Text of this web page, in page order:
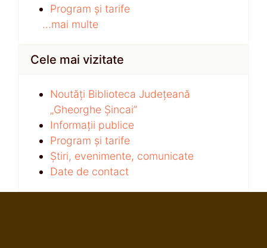
Program și tarife
...mai multe
Cele mai vizitate
Noutăți Biblioteca Județeană
„Gheorghe Șincai”
Informații publice
Program și tarife
Știri, evenimente, comunicate
Date de contact